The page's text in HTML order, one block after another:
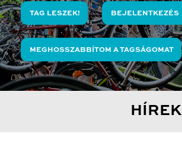
TAG LESZEK! BEJELENTKEZÉS
MEGHOSSZABBÍTOM A TAGSÁGOMAT
HÍREK